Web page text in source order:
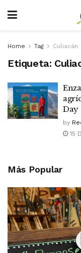
Home Tag Culiacán
Etiqueta:
Day
by
15
Más Popular